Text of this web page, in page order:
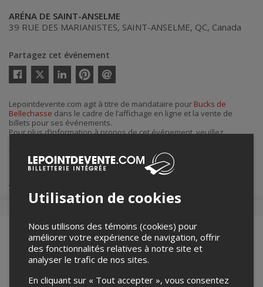
ARÉNA DE SAINT-ANSELME
39 RUE DES MARIANISTES, SAINT-ANSELME, QC, Canada
Partagez cet événement
Twitter
courriel
Lepointdevente.com agit à titre de mandataire pour Bucks de
Bellechasse dans le cadre de l’affichage en ligne et la vente de
billets pour ses événements.
Pour plus d’information à propos de cet événement, veuillez
Achat de billets
Merci de confirmer que vous n'êtes pas un robot ci-
bas.
Utilisation de cookies
Nous utilisons des témoins (cookies) pour
améliorer votre expérience de navigation, offrir
des fonctionnalités relatives à notre site et
analyser le trafic de nos sites.
En cliquant sur « Tout accepter », vous consentez